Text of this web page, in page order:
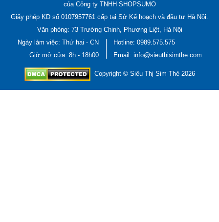
của Công ty TNHH SHOPSUMO
Giấy phép KD số 0107957761 cấp tại Sở Kế hoạch và đầu tư Hà Nội.
Văn phòng: 73 Trường Chinh, Phương Liệt, Hà Nội
Ngày làm việc: Thứ hai - CN
Giờ mở cửa: 8h - 18h00
Hotline: 0989.575.575
Email: info@sieuthisimthe.com
Copyright © Siêu Thị Sim Thẻ 2026